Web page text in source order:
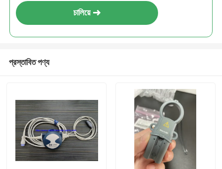
চালিয়ে
প্রস্তাবিত পণ্য